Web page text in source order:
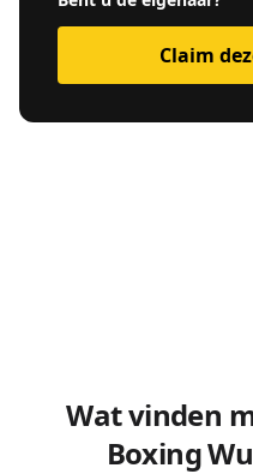
Claim
Wat vinden
Boxing